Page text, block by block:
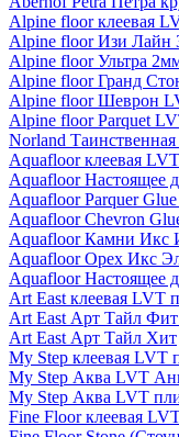
Alpine floor клеевая
Alpine floor Изи Лайн
Alpine floor Ультра
Alpine floor Гранд
Alpine floor Шеврон
Alpine floor Parquet
Norland
Aquafloor клеевая
Aquafloor Настоящее
Aquafloor Parquer
Aquafloor Chevron
Aquafloor Камни Икс
Aquafloor Орех Икс
Aquafloor Настоящее
Art East клеевая LVT
Art East Арт Тайл
Art East Арт Тайл Хит
My Step клеевая LVT
My Step Аква LVT
My Step Аква LVT
Fine Floor клеевая